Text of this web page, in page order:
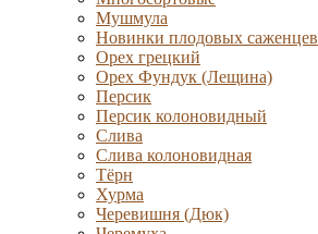
Мушмула
Новинки плодовых саженцев
Орех грецкий
Орех Фундук (Лещина)
Персик
Персик колоновидный
Слива
Слива колоновидная
Тёрн
Хурма
Черевишня (Дюк)